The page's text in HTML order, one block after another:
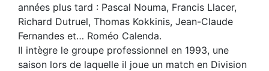
années plus tard : Pascal Nouma, Francis Llacer,
Richard Dutruel, Thomas Kokkinis, Jean-Claude
Fernandes et… Roméo Calenda.
Il intègre le groupe professionnel en 1993, une
saison lors de laquelle il joue un match en Division